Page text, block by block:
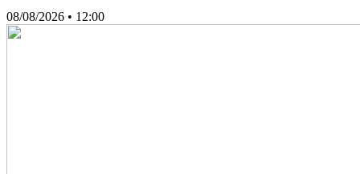
08/08/2026 • 12:00